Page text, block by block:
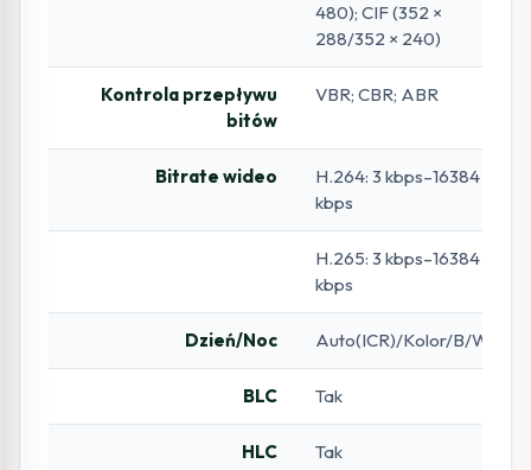
480); CIF (352 ×
288/352 × 240)
Kontrola przepływu
bitów
VBR; CBR; ABR
Bitrate wideo
H.264: 3 kbps–16384
kbps
H.265: 3 kbps–16384
kbps
Dzień/Noc Auto(ICR)/Kolor/B/W
BLC Tak
HLC Tak